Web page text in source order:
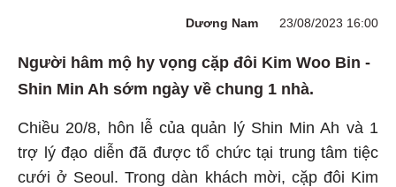
Dương Nam 23/08/2023 16:00
Người hâm mộ hy vọng cặp đôi Kim Woo Bin -
Shin Min Ah sớm ngày về chung 1 nhà.
Chiều 20/8, hôn lễ của quản lý Shin Min Ah và 1
trợ lý đạo diễn đã được tổ chức tại trung tâm tiệc
cưới ở Seoul. Trong dàn khách mời, cặp đôi Kim